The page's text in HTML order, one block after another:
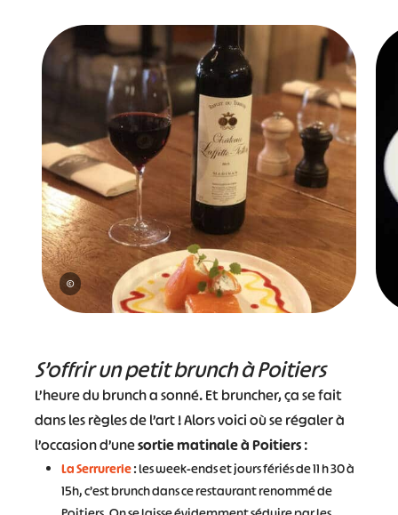
©
S’offrir un petit brunch à Poitiers
L’heure du brunch a sonné. Et bruncher, ça se fait
dans les règles de l’art ! Alors voici où se régaler à
l’occasion d’unesortie matinale à Poitiers:
La Serrurerie: les week-ends et jours fériés de 11 h 30 à
15h, c’est brunch dans ce restaurant renommé de